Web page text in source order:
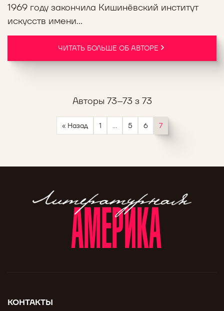
1969 году закончила Кишинёвский институт
искусств имени...
ЧИТАТЬ БОЛЬШЕ ОБ АВТОРЕ
Авторы 73–73 з 73
Пагинация
записей
« Назад 1 … 5 6 7
КОНТАКТЫ